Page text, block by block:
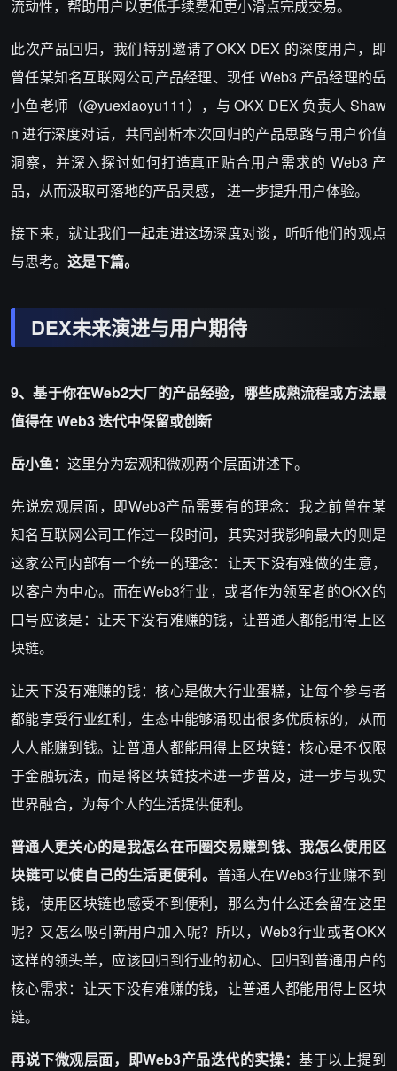
流动性，帮助用户以更低手续费和更小滑点完成交易。
此次产品回归，我们特别邀请了OKX DEX 的深度用户，即
曾任某知名互联网公司产品经理、现任 Web3 产品经理的岳
小鱼老师（@yuexiaoyu111），与 OKX DEX 负责人 Shaw
n 进行深度对话，共同剖析本次回归的产品思路与用户价值
洞察，并深入探讨如何打造真正贴合用户需求的 Web3 产
品，从而汲取可落地的产品灵感， 进一步提升用户体验。
接下来，就让我们一起走进这场深度对谈，听听他们的观点
与思考。 这是下篇。
DEX未来演进与用户期待
9、基于你在Web2大厂的产品经验，哪些成熟流程或方法最
值得在 Web3 迭代中保留或创新
岳小鱼： 这里分为宏观和微观两个层面讲述下。
先说宏观层面，即Web3产品需要有的理念：我之前曾在某
知名互联网公司工作过一段时间，其实对我影响最大的则是
这家公司内部有一个统一的理念：让天下没有难做的生意，
以客户为中心。而在Web3行业，或者作为领军者的OKX的
口号应该是：让天下没有难赚的钱，让普通人都能用得上区
块链。
让天下没有难赚的钱：核心是做大行业蛋糕，让每个参与者
都能享受行业红利，生态中能够涌现出很多优质标的，从而
人人能赚到钱。让普通人都能用得上区块链：核心是不仅限
于金融玩法，而是将区块链技术进一步普及，进一步与现实
世界融合，为每个人的生活提供便利。
普通人更关心的是我怎么在币圈交易赚到钱、我怎么使用区
块链可以使自己的生活更便利。 普通人在Web3行业赚不到
钱，使用区块链也感受不到便利，那么为什么还会留在这里
呢？又怎么吸引新用户加入呢？所以，Web3行业或者OKX
这样的领头羊，应该回归到行业的初心、回归到普通用户的
核心需求：让天下没有难赚的钱，让普通人都能用得上区块
链。
再说下微观层面，即Web3产品迭代的实操：基于以上提到